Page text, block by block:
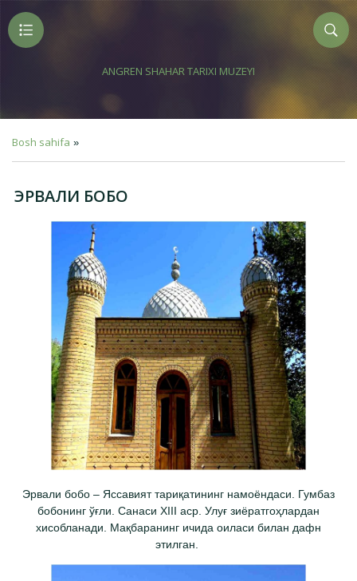
ANGREN SHAHAR TARIXI MUZEYI
Bosh sahifa »
ЭРВАЛИ БОБО
Эрвали бобо – Яссавият тариқатининг намоёндаси. Гумбаз
бобонинг ўғли. Санаси XIII аср. Улуғ зиёратгоҳлардан
хисобланади. Мақбаранинг ичида оиласи билан дафн
этилган.